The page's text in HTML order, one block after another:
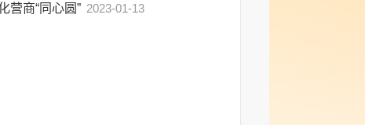
营商“同心圆” 2023-01-13